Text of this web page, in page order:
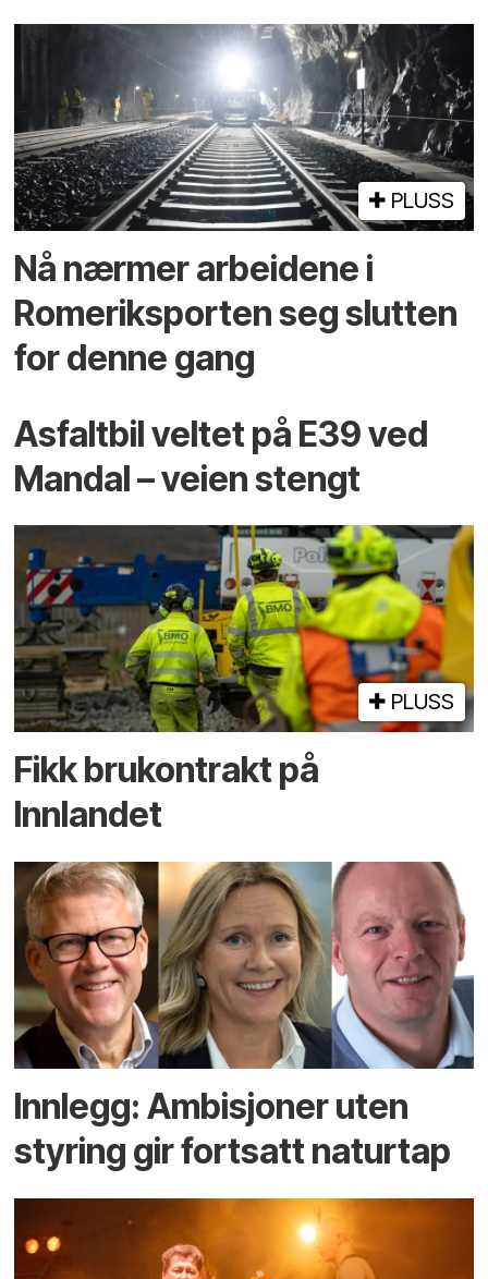
PLUSS
Nå nærmer arbeidene i
Romeriksporten seg slutten
for denne gang
Asfaltbil veltet på E39 ved
Mandal – veien stengt
PLUSS
Fikk brukontrakt på
Innlandet
Innlegg: Ambisjoner uten
styring gir fortsatt naturtap